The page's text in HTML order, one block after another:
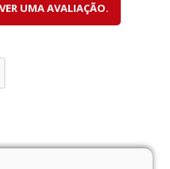
UMA AVALIAÇÃO.